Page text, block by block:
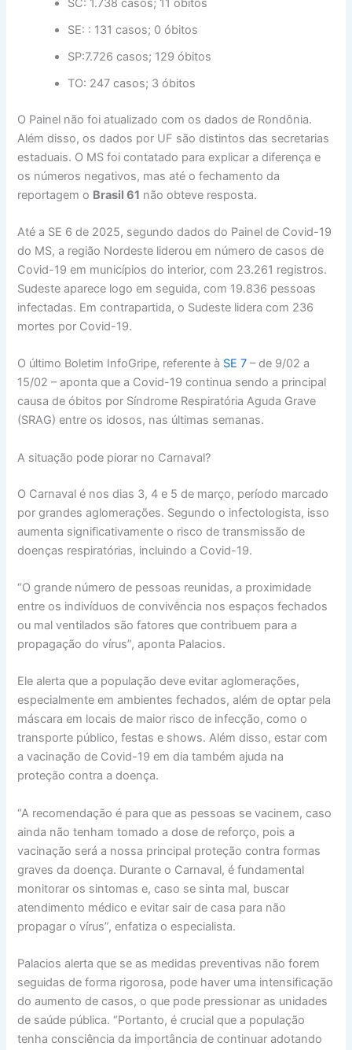
SC: 1.738 casos; 11 óbitos
SE: : 131 casos; 0 óbitos
SP:7.726 casos; 129 óbitos
TO: 247 casos; 3 óbitos
O Painel não foi atualizado com os dados de Rondônia.
Além disso, os dados por UF são distintos das secretarias
estaduais. O MS foi contatado para explicar a diferença e
os números negativos, mas até o fechamento da
reportagem o Brasil 61 não obteve resposta.
Até a SE 6 de 2025, segundo dados do Painel de Covid-19
do MS, a região Nordeste liderou em número de casos de
Covid-19 em municípios do interior, com 23.261 registros.
Sudeste aparece logo em seguida, com 19.836 pessoas
infectadas. Em contrapartida, o Sudeste lidera com 236
mortes por Covid-19.
O último Boletim InfoGripe, referente à SE 7 – de 9/02 a
15/02 – aponta que a Covid-19 continua sendo a principal
causa de óbitos por Síndrome Respiratória Aguda Grave
(SRAG) entre os idosos, nas últimas semanas.
A situação pode piorar no Carnaval?
O Carnaval é nos dias 3, 4 e 5 de março, período marcado
por grandes aglomerações. Segundo o infectologista, isso
aumenta significativamente o risco de transmissão de
doenças respiratórias, incluindo a Covid-19.
“O grande número de pessoas reunidas, a proximidade
entre os indivíduos de convivência nos espaços fechados
ou mal ventilados são fatores que contribuem para a
propagação do vírus”, aponta Palacios.
Ele alerta que a população deve evitar aglomerações,
especialmente em ambientes fechados, além de optar pela
máscara em locais de maior risco de infecção, como o
transporte público, festas e shows. Além disso, estar com
a vacinação de Covid-19 em dia também ajuda na
proteção contra a doença.
“A recomendação é para que as pessoas se vacinem, caso
ainda não tenham tomado a dose de reforço, pois a
vacinação será a nossa principal proteção contra formas
graves da doença. Durante o Carnaval, é fundamental
monitorar os sintomas e, caso se sinta mal, buscar
atendimento médico e evitar sair de casa para não
propagar o vírus”, enfatiza o especialista.
Palacios alerta que se as medidas preventivas não forem
seguidas de forma rigorosa, pode haver uma intensificação
do aumento de casos, o que pode pressionar as unidades
de saúde pública. “Portanto, é crucial que a população
tenha consciência da importância de continuar adotando